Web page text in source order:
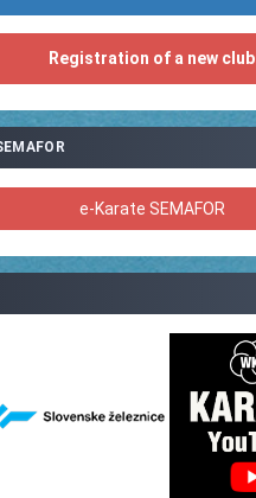
Registration of a new club
e-Karate SEMAFOR